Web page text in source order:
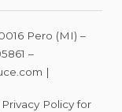
Pero (MI) –
–
|
Privacy Policy for